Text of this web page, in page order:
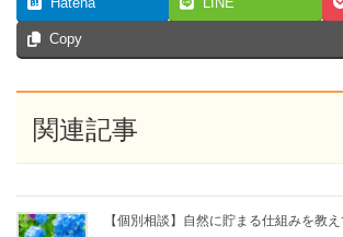
Hatena LINE
Copy
関連記事
【個別相談】自然に貯まる仕組みを教